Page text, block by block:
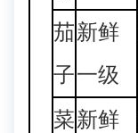
茄
子
新鲜
一级
菜新鲜